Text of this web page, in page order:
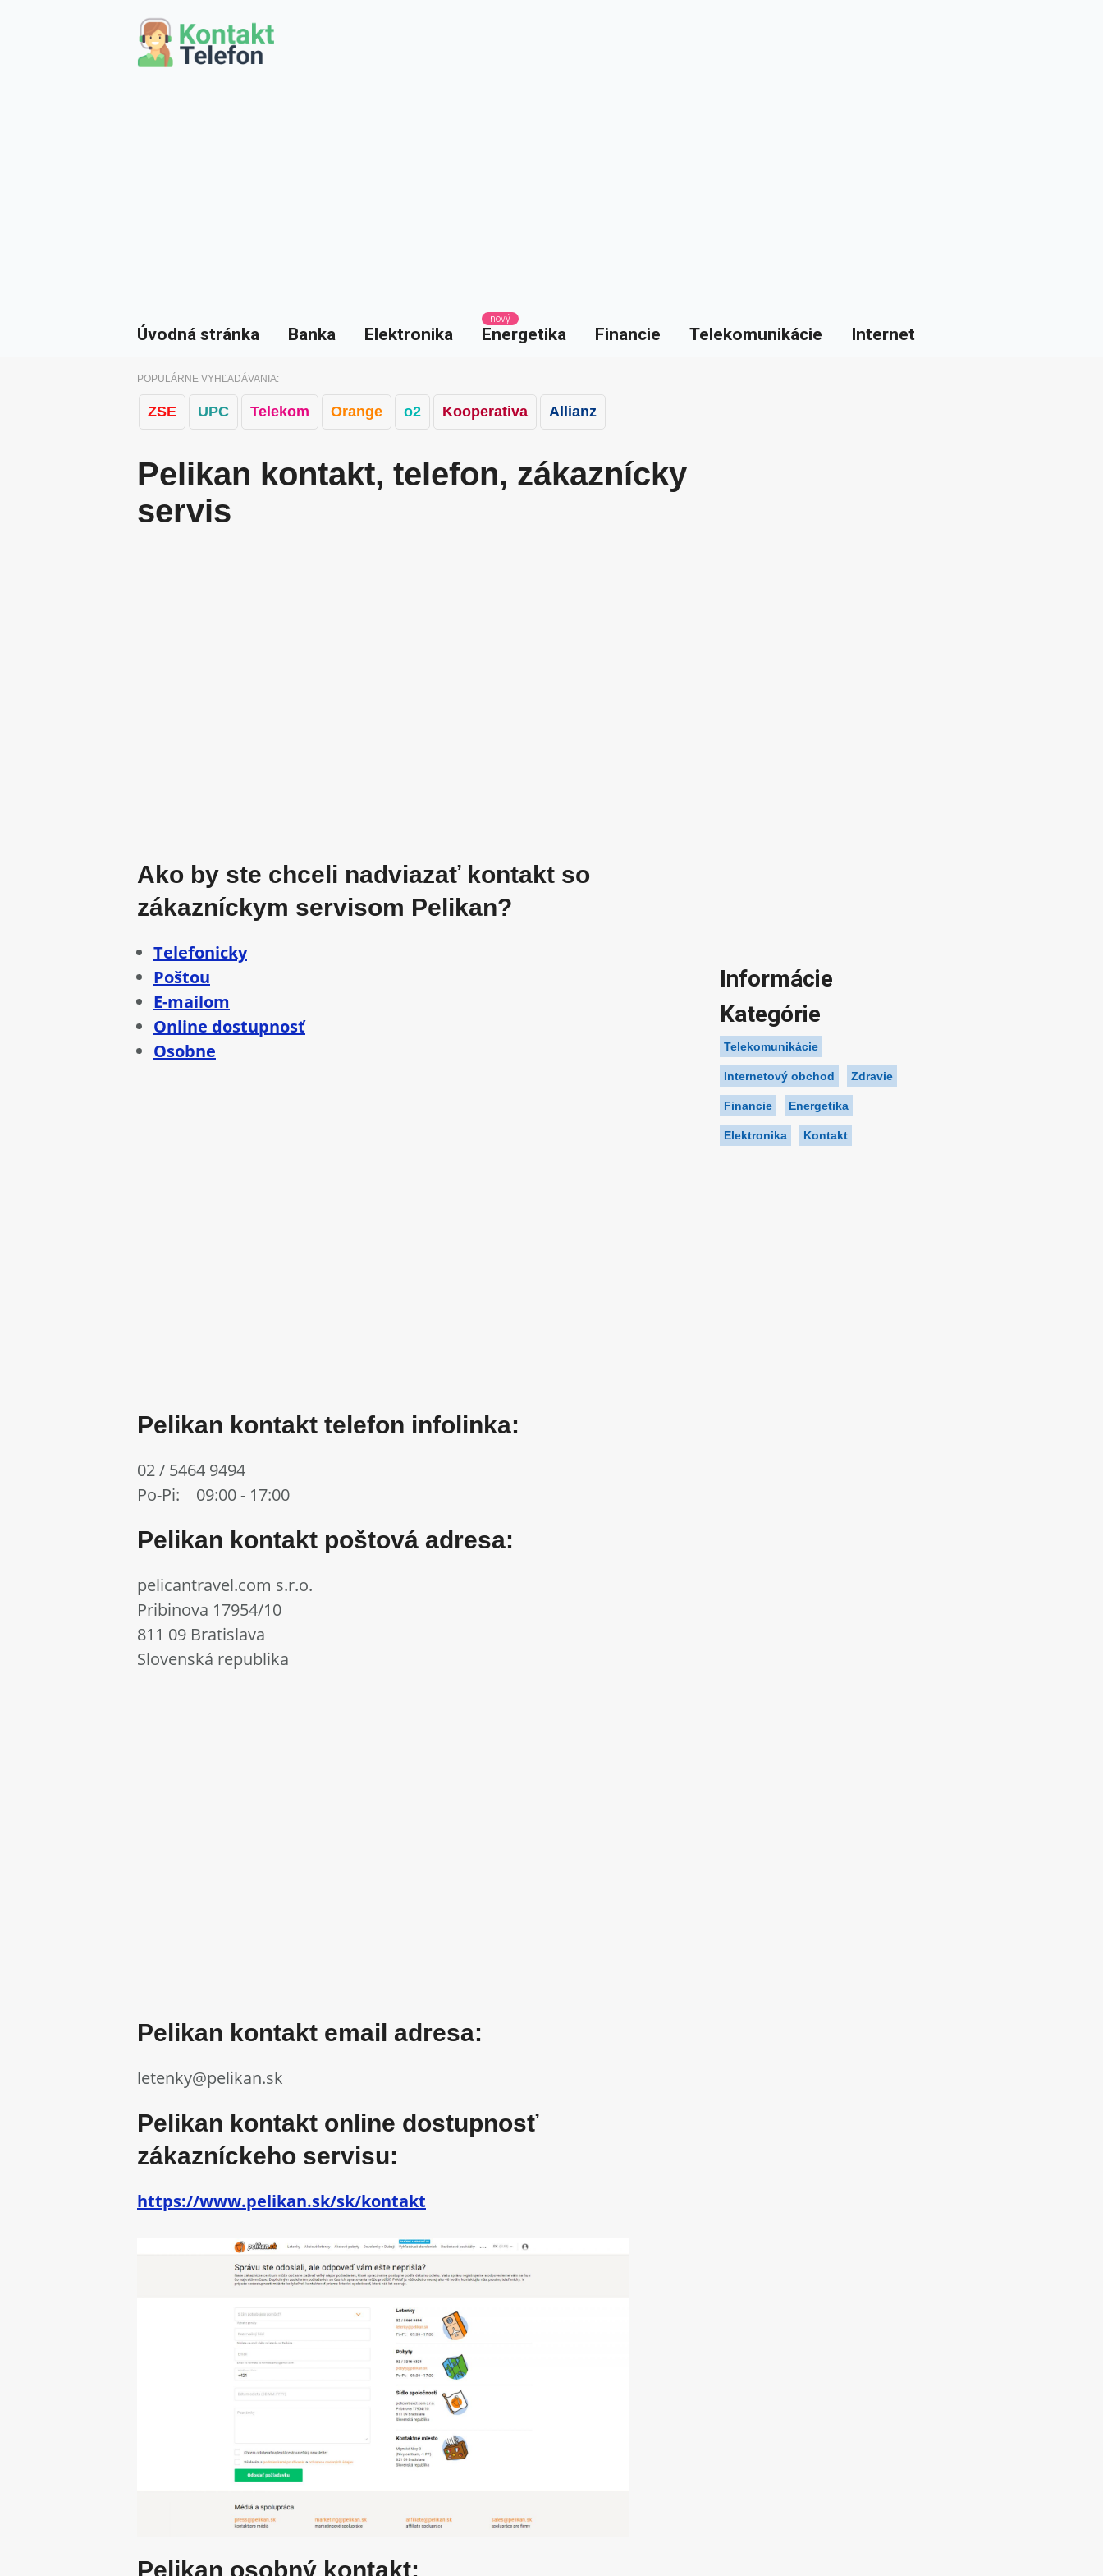
Úvodná stránka Banka Elektronika
nový
Energetika Financie Telekomunikácie Internet
POPULÁRNE VYHĽADÁVANIA:
ZSE UPC Telekom Orange o2 Kooperativa Allianz
Pelikan kontakt, telefon, zákaznícky
servis
Ako by ste chceli nadviazať kontakt so
zákazníckym servisom Pelikan?
Telefonicky
Poštou
E-mailom
Online dostupnosť
Osobne
Pelikan kontakt telefon infolinka:
02 / 5464 9494
Po-Pi: 09:00 - 17:00
Pelikan kontakt poštová adresa:
pelicantravel.com s.r.o.
Pribinova 17954/10
811 09 Bratislava
Slovenská republika
Pelikan kontakt email adresa:
letenky@pelikan.sk
Pelikan kontakt online dostupnosť
zákazníckeho servisu:
https://www.pelikan.sk/sk/kontakt
Pelikan osobný kontakt:
Informácie
Kategórie
Telekomunikácie
Internetový obchod Zdravie
Financie Energetika
Elektronika Kontakt